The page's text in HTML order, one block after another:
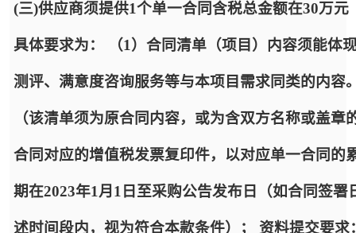
(三)供应商须提供1个单一合同含税总金额在30万
具体要求为： （1）合同清单（项目）内容须能体
测评、满意度咨询服务等与本项目需求同类的内容
（该清单须为原合同内容，或为含双方名称或盖
合同对应的增值税发票复印件，以对应单一合同
期在2023年1月1日至采购公告发布日（如合同签
述时间段内，视为符合本款条件）； 资料提交要